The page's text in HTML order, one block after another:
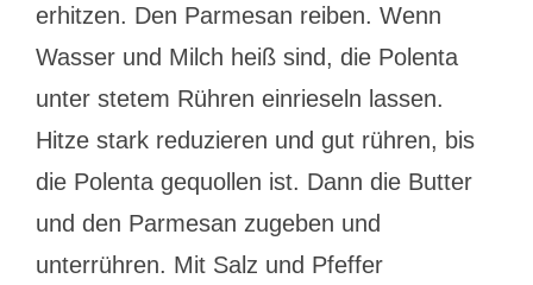
erhitzen. Den Parmesan reiben. Wenn
Wasser und Milch heiß sind, die Polenta
unter stetem Rühren einrieseln lassen.
Hitze stark reduzieren und gut rühren, bis
die Polenta gequollen ist. Dann die Butter
und den Parmesan zugeben und
unterrühren. Mit Salz und Pfeffer